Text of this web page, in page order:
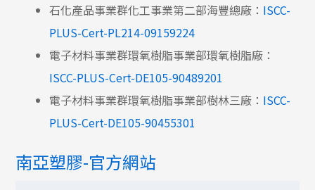
石化產品事業群化工事業第二部海豐總廠： ISCC-
PLUS-Cert-PL214-09159224
電子材料事業群環氧樹脂事業部環氧樹脂廠：
ISCC-PLUS-Cert-DE105-90489201
電子材料事業群環氧樹脂事業部樹林三廠： ISCC-
PLUS-Cert-DE105-90455301
南亞塑膠-官方網站